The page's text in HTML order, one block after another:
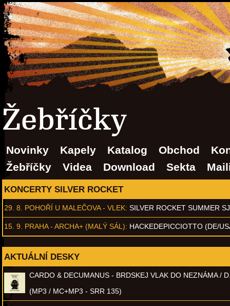
Žebříčky
Novinky Kapely Katalog Obchod
Žebříčky
Videa Download Sekta
KONCERTY SILVER ROCKET
29. 8. POHOŘÍ U MALEČOVA - VLEK: SILVER ROCKET SUMMER
15. 9. PRAHA - ARCHA+ (MALÝ SÁL): HACKEDEPICCIOTTO (DE/
AKTUÁLNÍ DESKY
CARDO & DECUMANUS - BRDSKEJ VLAK DO NEZNÁMA /
(MP3 / MC+MP3 - SRR 135)